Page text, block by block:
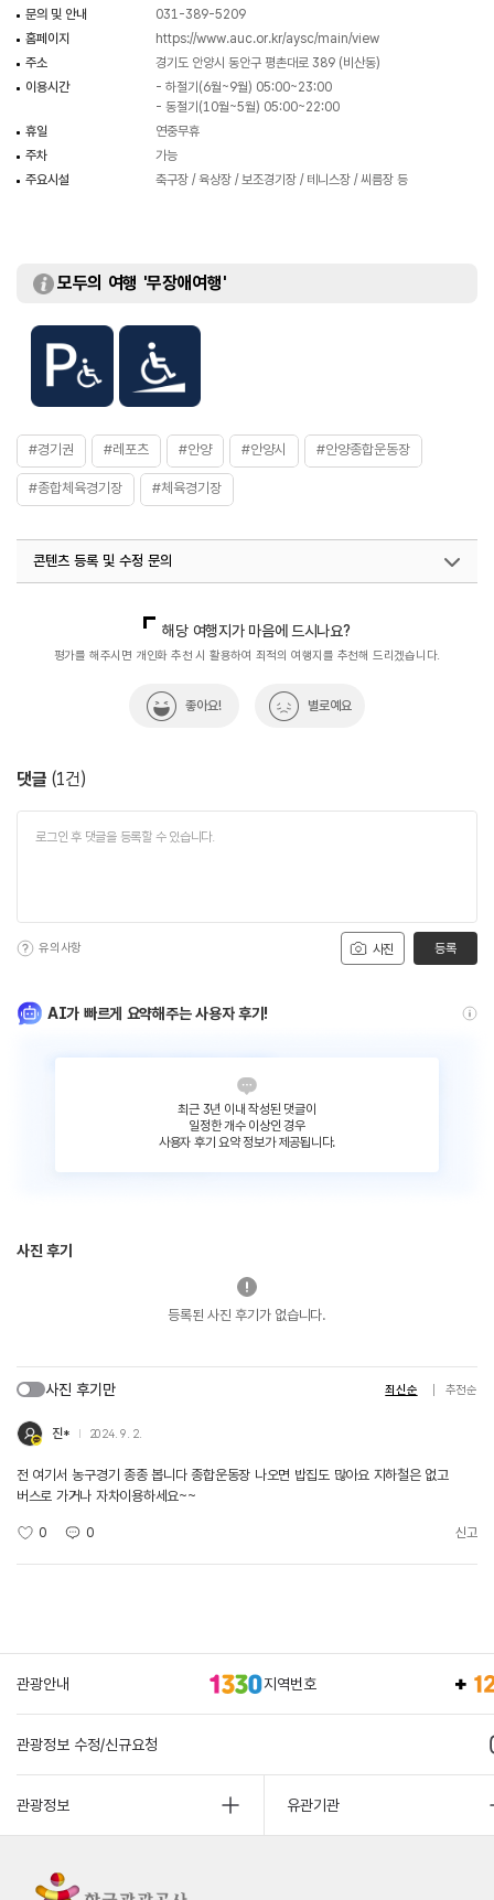
문의 및 안내
031-389-5209
홈페이지
https://www.auc.or.kr/aysc/main/view
주소
경기도 안양시 동안구 평촌대로 389 (비산동)
이용시간
- 하절기(6월~9월) 05:00~23:00
- 동절기(10월~5월) 05:00~22:00
휴일
연중무휴
주차
가능
주요시설
축구장 / 육상장 / 보조경기장 / 테니스장 / 씨름장 등
모두의 여행 '무장애여행'
#경기권 #레포츠 #안양 #안양시 #안양종합운동장
#종합체육경기장 #체육경기장
콘텐츠 등록 및 수정 문의
열린관광콘텐츠팀(열린관광-모두의여행)
033-738-3425
해당 여행지가 마음에 드시나요?
평가를 해주시면 개인화 추천 시 활용하여 최적의 여행지를 추천해 드리겠습니다.
좋아요! 별로예요
댓글 (1건)
사진
유의사항 등록
AI가 빠르게 요약해주는 사용자 후기!
최근 3년 이내 작성된 댓글이
일정한 개수 이상인 경우
사용자 후기 요약 정보가 제공됩니다.
사진 후기
등록된 사진 후기가 없습니다.
사진 후기만 최신순 추천순
진* 2024. 9. 2.
전 여기서 농구경기 종종 봅니다 종합운동장 나오면 밥집도 많아요 지하철은 없고
버스로 가거나 자차이용하세요~~
0 0 신고
관광안내 지역번호
관광정보 수정/신규요청
관광정보 유관기관